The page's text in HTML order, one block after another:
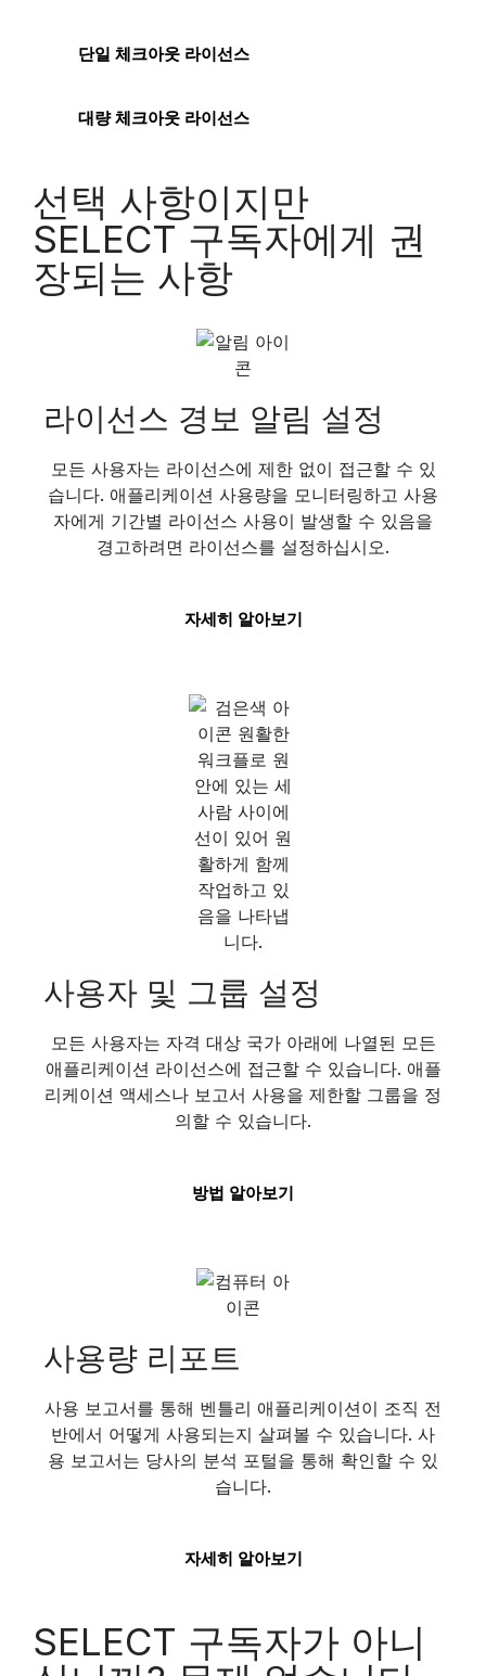
단일 체크아웃 라이선스
대량 체크아웃 라이선스
선택 사항이지만
SELECT 구독자에게 권
장되는 사항
라이선스 경보 알림 설정
모든 사용자는 라이선스에 제한 없이 접근할 수 있
습니다. 애플리케이션 사용량을 모니터링하고 사용
자에게 기간별 라이선스 사용이 발생할 수 있음을
경고하려면 라이선스를 설정하십시오.
자세히 알아보기
사용자 및 그룹 설정
모든 사용자는 자격 대상 국가 아래에 나열된 모든
애플리케이션 라이선스에 접근할 수 있습니다. 애플
리케이션 액세스나 보고서 사용을 제한할 그룹을 정
의할 수 있습니다.
방법 알아보기
사용량 리포트
사용 보고서를 통해 벤틀리 애플리케이션이 조직 전
반에서 어떻게 사용되는지 살펴볼 수 있습니다. 사
용 보고서는 당사의 분석 포털을 통해 확인할 수 있
습니다.
자세히 알아보기
SELECT 구독자가 아니